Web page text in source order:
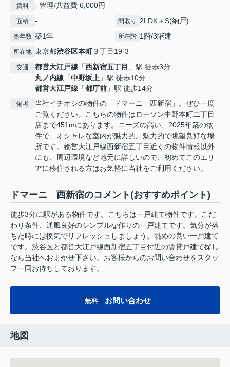
賃料 - 管理/共益費 6,000円
面積 - 間取り 2LDK＋S(納戸)
築年数 築1年 所在階 1階/3階建
所在地 東京都渋谷区本町３丁目19-3
交通 都営大江戸線 「西新宿五丁目 」駅 徒歩3分
丸ノ内線 「中野坂上 」駅 徒歩10分
都営大江戸線 「都庁前 」駅 徒歩14分
備考
当社イチオシの物件の「ドマーニ 西新宿」。ぜひ一度
ご覧ください。こちらの物件はローソン中野本町二丁目
店まで451mにあります。ニーズの高い、2025年築の物
件で、オシャレな室内が魅力的。魅力的で眺望良好な場
所です。都営大江戸線西新宿五丁目近くの物件情報以外
にも、周辺環境など地元に詳しいので、初めてこのエリ
アに移住される方はお気軽に当社をご利用ください。
ドマーニ 西新宿のコメント(おすすめポイント)
徒歩3分に駅がある物件です。こちらは一戸建て物件です。こだ
わり条件、通風良好のシンプルな作りの一戸建てです。気分が落
ちた時には換気でリフレッシュしましょう。眺めの良い一戸建て
です。渋谷区と都営大江戸線西新宿五丁目付近の賃貸戸建て探し
なら当社へおまかせ下さい。お客様からのお問い合わせをスタッ
フ一同お待ちしております。
無料 お問い合わせ
地図